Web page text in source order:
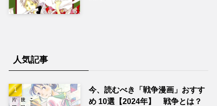
人気記事
今、読むべき「戦争漫画」おすす
め 10選【2024年】 戦争とは？